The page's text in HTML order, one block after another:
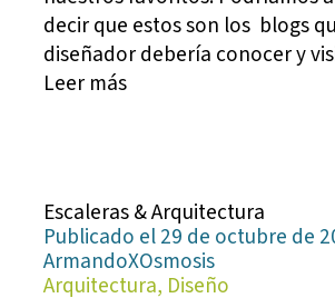
decir que estos son los blogs
diseñador debería conocer y
Leer más
Escaleras & Arquitectura
Publicado el 29 de octubre de
ArmandoXOsmosis
Arquitectura, Diseño